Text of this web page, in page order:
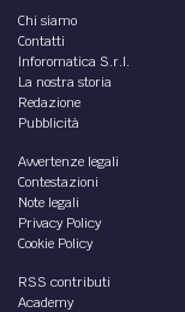
Chi siamo
Contatti
Inforomatica S.r.l.
La nostra storia
Redazione
Pubblicità
Avvertenze legali
Contestazioni
Note legali
Privacy Policy
Cookie Policy
RSS contributi
Academy